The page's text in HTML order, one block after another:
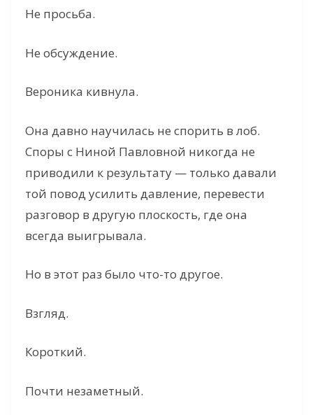
Не просьба.
Не обсуждение.
Вероника кивнула.
Она давно научилась не спорить в лоб.
Споры с Ниной Павловной никогда не
приводили к результату — только давали
той повод усилить давление, перевести
разговор в другую плоскость, где она
всегда выигрывала.
Но в этот раз было что-то другое.
Взгляд.
Короткий.
Почти незаметный.